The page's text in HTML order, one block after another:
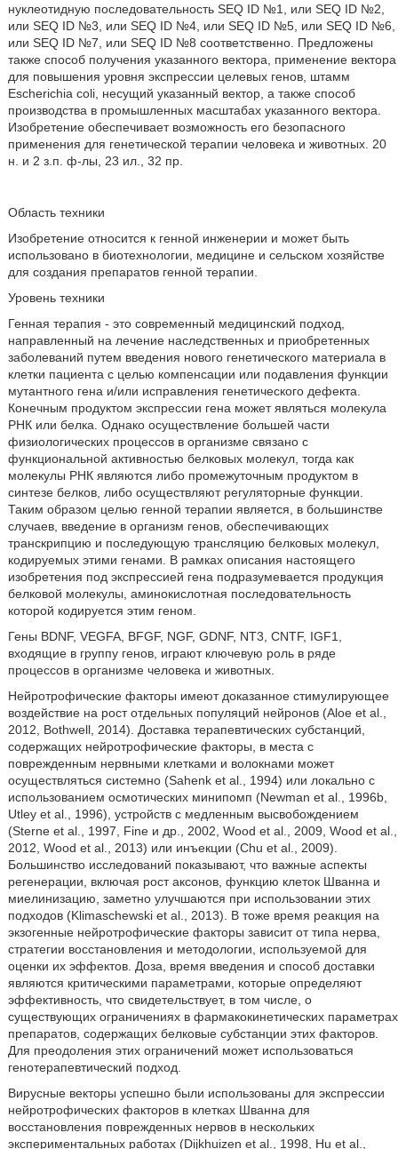
нуклеотидную последовательность SEQ ID №1, или SEQ ID №2,
или SEQ ID №3, или SEQ ID №4, или SEQ ID №5, или SEQ ID №6,
или SEQ ID №7, или SEQ ID №8 соответственно. Предложены
также способ получения указанного вектора, применение вектора
для повышения уровня экспрессии целевых генов, штамм
Escherichia coli, несущий указанный вектор, а также способ
производства в промышленных масштабах указанного вектора.
Изобретение обеспечивает возможность его безопасного
применения для генетической терапии человека и животных. 20
н. и 2 з.п. ф-лы, 23 ил., 32 пр.
Область техники
Изобретение относится к генной инженерии и может быть
использовано в биотехнологии, медицине и сельском хозяйстве
для создания препаратов генной терапии.
Уровень техники
Генная терапия - это современный медицинский подход,
направленный на лечение наследственных и приобретенных
заболеваний путем введения нового генетического материала в
клетки пациента с целью компенсации или подавления функции
мутантного гена и/или исправления генетического дефекта.
Конечным продуктом экспрессии гена может являться молекула
РНК или белка. Однако осуществление большей части
физиологических процессов в организме связано с
функциональной активностью белковых молекул, тогда как
молекулы РНК являются либо промежуточным продуктом в
синтезе белков, либо осуществляют регуляторные функции.
Таким образом целью генной терапии является, в большинстве
случаев, введение в организм генов, обеспечивающих
транскрипцию и последующую трансляцию белковых молекул,
кодируемых этими генами. В рамках описания настоящего
изобретения под экспрессией гена подразумевается продукция
белковой молекулы, аминокислотная последовательность
которой кодируется этим геном.
Гены BDNF, VEGFA, BFGF, NGF, GDNF, NT3, CNTF, IGF1,
входящие в группу генов, играют ключевую роль в ряде
процессов в организме человека и животных.
Нейротрофические факторы имеют доказанное стимулирующее
воздействие на рост отдельных популяций нейронов (Aloe et al.,
2012, Bothwell, 2014). Доставка терапевтических субстанций,
содержащих нейротрофические факторы, в места с
поврежденным нервными клетками и волокнами может
осуществляться системно (Sahenk et al., 1994) или локально с
использованием осмотических минипомп (Newman et al., 1996b,
Utley et al., 1996), устройств с медленным высвобождением
(Sterne et al., 1997, Fine и др., 2002, Wood et al., 2009, Wood et al.,
2012, Wood et al., 2013) или инъекции (Chu et al., 2009).
Большинство исследований показывают, что важные аспекты
регенерации, включая рост аксонов, функцию клеток Шванна и
миелинизацию, заметно улучшаются при использовании этих
подходов (Klimaschewski et al., 2013). В тоже время реакция на
экзогенные нейротрофические факторы зависит от типа нерва,
стратегии восстановления и методологии, используемой для
оценки их эффектов. Доза, время введения и способ доставки
являются критическими параметрами, которые определяют
эффективность, что свидетельствует, в том числе, о
существующих ограничениях в фармакокинетических параметрах
препаратов, содержащих белковые субстанции этих факторов.
Для преодоления этих ограничений может использоваться
генотерапевтический подход.
Вирусные векторы успешно были использованы для экспрессии
нейротрофических факторов в клетках Шванна для
восстановления поврежденных нервов в нескольких
экспериментальных работах (Dijkhuizen et al., 1998, Hu et al.,